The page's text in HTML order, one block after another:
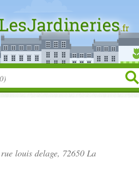
rue louis delage, 72650 La